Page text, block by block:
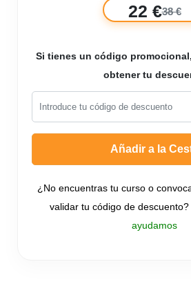
22 €38 €
Si tienes un código
obtener tu
Añadir a la
¿No encuentras tu curso o
validar tu código de descuento?
ayudamos